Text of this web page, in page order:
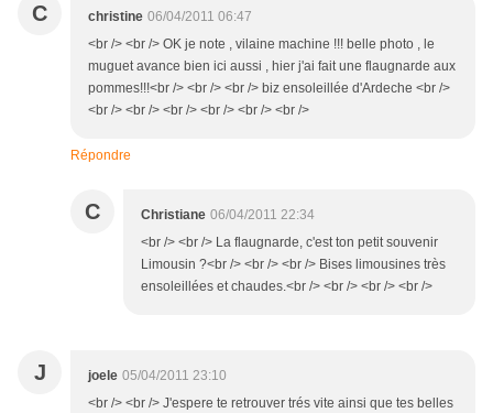
C christine 06/04/2011 06:47
<br /> <br /> OK je note , vilaine machine !!! belle photo , le
muguet avance bien ici aussi , hier j'ai fait une flaugnarde aux
pommes!!!<br /> <br /> <br /> biz ensoleillée d'Ardeche <br />
<br /> <br /> <br /> <br /> <br /> <br />
Répondre
C Christiane 06/04/2011 22:34
<br /> <br /> La flaugnarde, c'est ton petit souvenir
Limousin ?<br /> <br /> <br /> Bises limousines très
ensoleillées et chaudes.<br /> <br /> <br /> <br />
J joele 05/04/2011 23:10
<br /> <br /> J'espere te retrouver trés vite ainsi que tes belles